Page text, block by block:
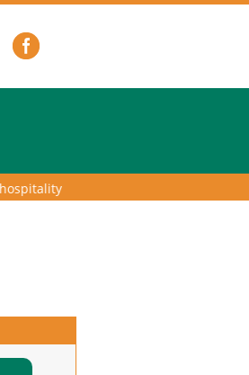
lab – programma di alta